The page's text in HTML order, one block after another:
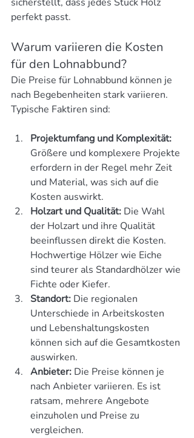
sicherstellt, dass jedes Stück Holz
perfekt passt.
Warum variieren die Kosten
für den Lohnabbund?
Die Preise für Lohnabbund können je
nach Begebenheiten stark variieren.
Typische Faktiren sind:
Projektumfang und Komplexität:
Größere und komplexere Projekte
erfordern in der Regel mehr Zeit
und Material, was sich auf die
Kosten auswirkt.
Holzart und Qualität: Die Wahl
der Holzart und ihre Qualität
beeinflussen direkt die Kosten.
Hochwertige Hölzer wie Eiche
sind teurer als Standardhölzer wie
Fichte oder Kiefer.
Standort: Die regionalen
Unterschiede in Arbeitskosten
und Lebenshaltungskosten
können sich auf die Gesamtkosten
auswirken.
Anbieter: Die Preise können je
nach Anbieter variieren. Es ist
ratsam, mehrere Angebote
einzuholen und Preise zu
vergleichen.